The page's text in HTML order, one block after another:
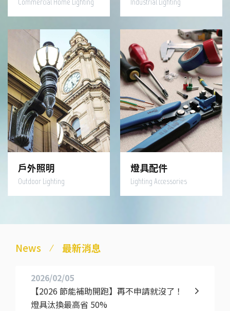
Commercial Home Lighting Industrial Lighting
戶外照明
Outdoor Lighting
燈具配件
Lighting Accessories
News 最新消息
2026/02/05
【2026 節能補助開跑】再不申請就沒了！
燈具汰換最高省 50%